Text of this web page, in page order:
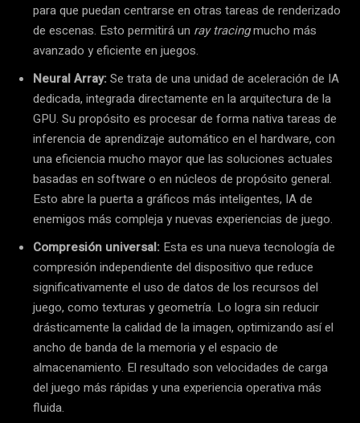
para que puedan centrarse en otras tareas de renderizado
de escenas. Esto permitirá un ray tracingmucho más
avanzado y eficiente en juegos.
Neural Array:Se trata de una unidad de aceleración de IA
dedicada, integrada directamente en la arquitectura de la
GPU. Su propósito es procesar de forma nativa tareas de
inferencia de aprendizaje automático en el hardware, con
una eficiencia mucho mayor que las soluciones actuales
basadas en software o en núcleos de propósito general.
Esto abre la puerta a gráficos más inteligentes, IA de
enemigos más compleja y nuevas experiencias de juego.
Compresión universal: Esta es una nueva tecnología de
compresión independiente del dispositivo que reduce
significativamente el uso de datos de los recursos del
juego, como texturas y geometría. Lo logra sin reducir
drásticamente la calidad de la imagen, optimizando así el
ancho de banda de la memoria y el espacio de
almacenamiento. El resultado son velocidades de carga
del juego más rápidas y una experiencia operativa más
fluida.